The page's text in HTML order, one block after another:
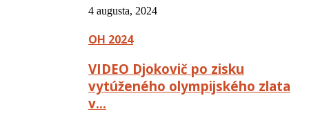
4 augusta, 2024
OH 2024
VIDEO Djokovič po zisku
vytúženého olympijského zlata
v…